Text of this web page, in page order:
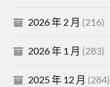
2026 年 2 月 (216)
2026 年 1 月 (283)
2025 年 12 月 (284)